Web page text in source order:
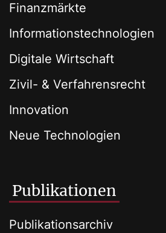
Finanzmärkte
Informationstechnologien
Digitale Wirtschaft
Zivil- & Verfahrensrecht
Innovation
Neue Technologien
Publikationen
Publikationsarchiv